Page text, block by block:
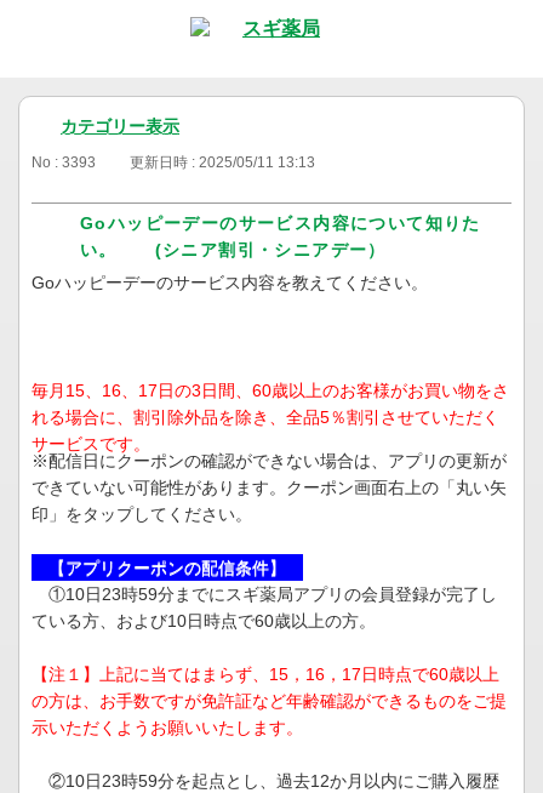
カテゴリー表示
No : 3393 更新日時 : 2025/05/11 13:13
Goハッピーデーのサービス内容について知りた
い。 (シニア割引・シニアデー）
Goハッピーデーのサービス内容を教えてください。
毎月15、16、17日の3日間、60歳以上のお客様がお買い物をさ
れる場合に、割引除外品を除き、全品5％割引させていただく
サービスです。
※配信日にクーポンの確認ができない場合は、アプリの更新が
できていない可能性があります。クーポン画面右上の「丸い矢
印」をタップしてください。
【アプリクーポンの配信条件】
①10日23時59分までにスギ薬局アプリの会員登録が完了し
ている方、および10日時点で60歳以上の方。
【注１】上記に当てはまらず、15，16，17日時点で60歳以上
の方は、お手数ですが免許証など年齢確認ができるものをご提
示いただくようお願いいたします。
②10日23時59分を起点とし、過去12か月以内にご購入履歴